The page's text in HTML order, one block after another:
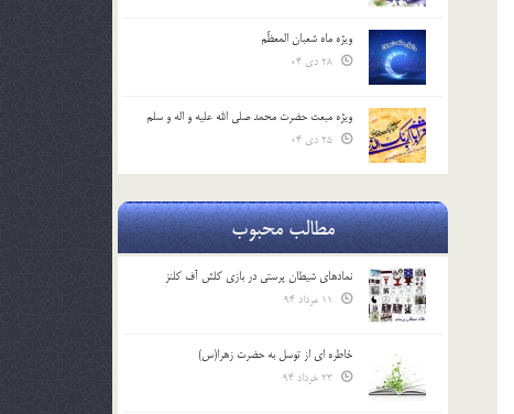
ویژه ماه شعبان المعظّم
ویژه مبعث حضرت محمد صلی الله علیه و اله و سلم
مطالب محبوب
نمادهای شیطان پرستی در بازی کلش آف کلنز
خاطره ای از توسل به حضرت زهرا(س)